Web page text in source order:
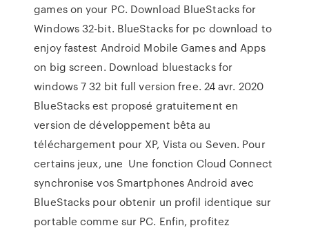
games on your PC. Download BlueStacks for
Windows 32-bit. BlueStacks for pc download to
enjoy fastest Android Mobile Games and Apps
on big screen. Download bluestacks for
windows 7 32 bit full version free. 24 avr. 2020
BlueStacks est proposé gratuitement en
version de développement bêta au
téléchargement pour XP, Vista ou Seven. Pour
certains jeux, une Une fonction Cloud Connect
synchronise vos Smartphones Android avec
BlueStacks pour obtenir un profil identique sur
portable comme sur PC. Enfin, profitez